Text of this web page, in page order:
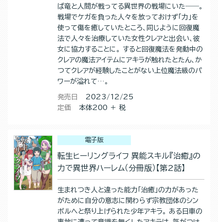
ば竜と人間が戦ってる異世界の戦場にいた――。
戦場でケガを負った人々を放っておけず「力」を
使って傷を癒していたところ、同じように回復魔
法で人々を治療していた女性クレアと出会い、彼
女に協力することに。 すると回復魔法を発動中の
クレアの魔法アイテムにアキラが触れたとたん、か
つてクレアが経験したことがない上位魔法級のパ
ワーが溢れて…。
発売日
2023/12/25
定価
本体200 ＋ 税
電子版
転生ヒーリングライフ 異能スキル『治癒』の
力で異世界ハーレム（分冊版）【第2話】
生まれつき人と違った能力「治癒」の力があった
がために自分の意志に関わらず宗教団体のシン
ボルへと祭り上げられた少年アキラ。 ある日車の